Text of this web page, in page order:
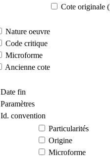
Cote originale
Nature oeuvre
Code critique
Microforme
Ancienne cote
Date fin
Paramètres
Id. convention
Particularités
Origine
Microforme